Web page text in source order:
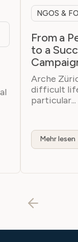
NGOS &
From a
to a
Arche
difficult
particular...
Mehr lesen